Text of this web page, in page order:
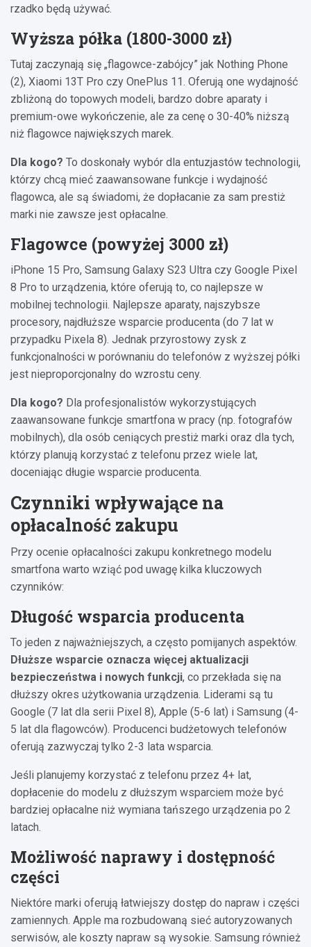
rzadko będą używać.
Wyższa półka (1800-3000 zł)
Tutaj zaczynają się „flagowce-zabójcy” jak Nothing Phone
(2), Xiaomi 13T Pro czy OnePlus 11. Oferują one wydajność
zbliżoną do topowych modeli, bardzo dobre aparaty i
premium-owe wykończenie, ale za cenę o 30-40% niższą
niż flagowce największych marek.
Dla kogo? To doskonały wybór dla entuzjastów technologii,
którzy chcą mieć zaawansowane funkcje i wydajność
flagowca, ale są świadomi, że dopłacanie za sam prestiż
marki nie zawsze jest opłacalne.
Flagowce (powyżej 3000 zł)
iPhone 15 Pro, Samsung Galaxy S23 Ultra czy Google Pixel
8 Pro to urządzenia, które oferują to, co najlepsze w
mobilnej technologii. Najlepsze aparaty, najszybsze
procesory, najdłuższe wsparcie producenta (do 7 lat w
przypadku Pixela 8). Jednak przyrostowy zysk z
funkcjonalności w porównaniu do telefonów z wyższej półki
jest nieproporcjonalny do wzrostu ceny.
Dla kogo? Dla profesjonalistów wykorzystujących
zaawansowane funkcje smartfona w pracy (np. fotografów
mobilnych), dla osób ceniących prestiż marki oraz dla tych,
którzy planują korzystać z telefonu przez wiele lat,
doceniając długie wsparcie producenta.
Czynniki wpływające na
opłacalność zakupu
Przy ocenie opłacalności zakupu konkretnego modelu
smartfona warto wziąć pod uwagę kilka kluczowych
czynników:
Długość wsparcia producenta
To jeden z najważniejszych, a często pomijanych aspektów.
Dłuższe wsparcie oznacza więcej aktualizacji
bezpieczeństwa i nowych funkcji, co przekłada się na
dłuższy okres użytkowania urządzenia. Liderami są tu
Google (7 lat dla serii Pixel 8), Apple (5-6 lat) i Samsung (4-
5 lat dla flagowców). Producenci budżetowych telefonów
oferują zazwyczaj tylko 2-3 lata wsparcia.
Jeśli planujemy korzystać z telefonu przez 4+ lat,
dopłacenie do modelu z dłuższym wsparciem może być
bardziej opłacalne niż wymiana tańszego urządzenia po 2
latach.
Możliwość naprawy i dostępność
części
Niektóre marki oferują łatwiejszy dostęp do napraw i części
zamiennych. Apple ma rozbudowaną sieć autoryzowanych
serwisów, ale koszty napraw są wysokie. Samsung również